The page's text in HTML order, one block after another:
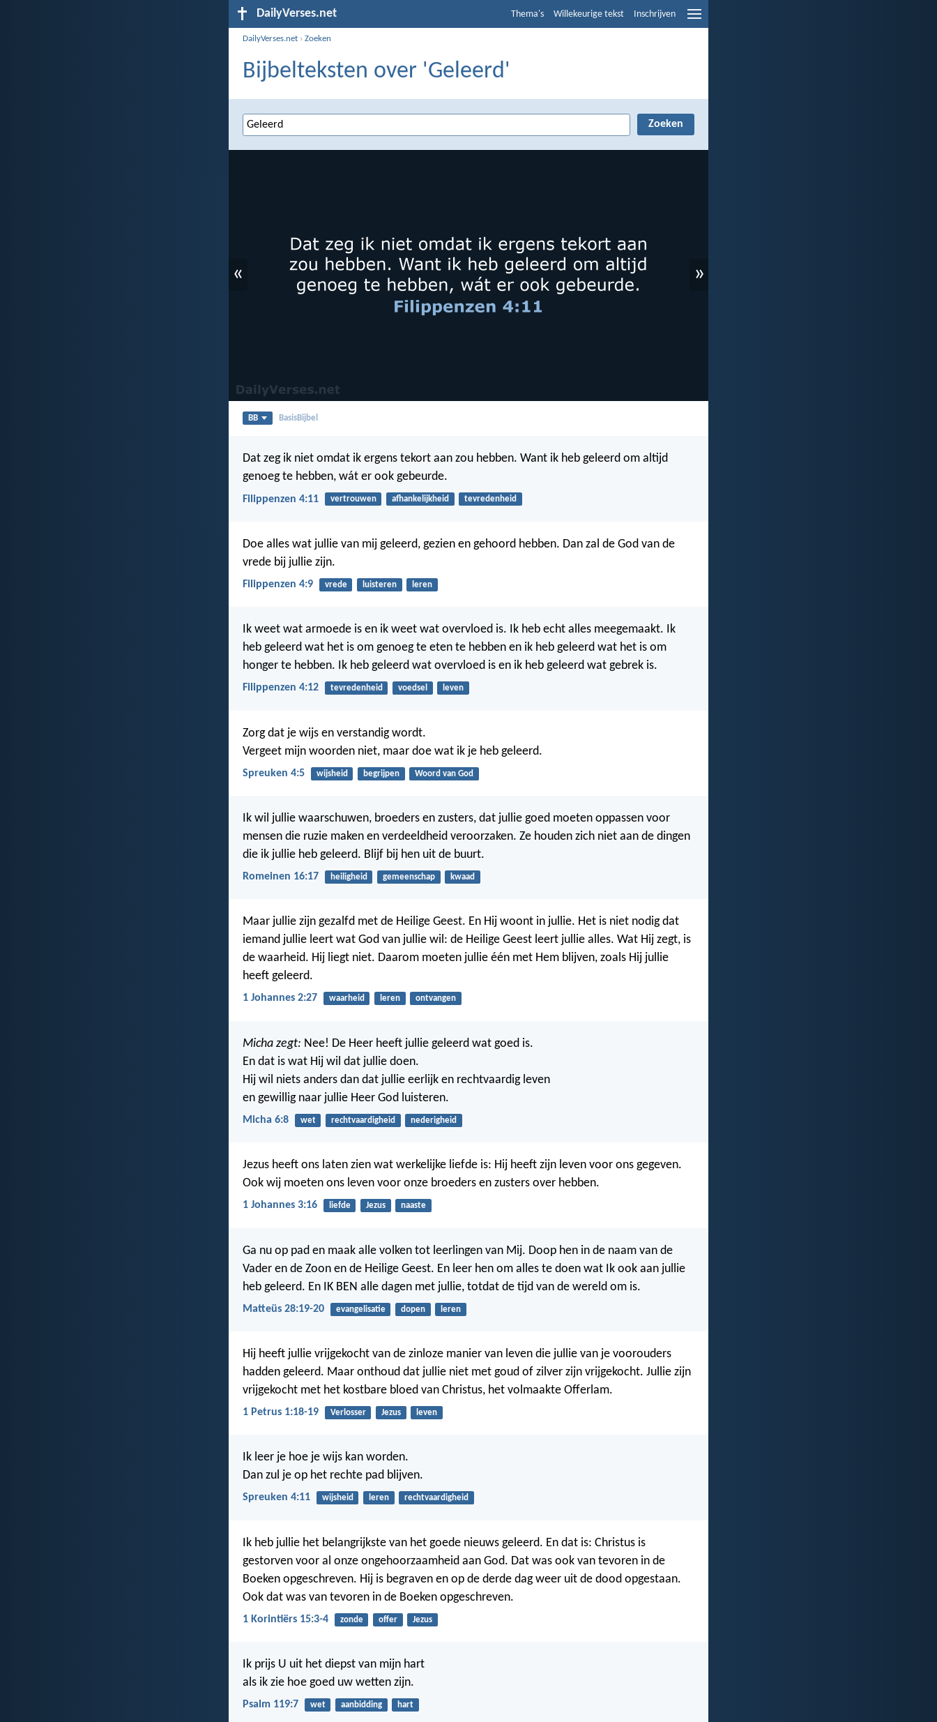
DailyVerses.net Thema's Willekeurige tekst Inschrijven
DailyVerses.net ›Zoeken
Bijbelteksten over 'Geleerd'
« »
BB BasisBijbel
Dat zeg ik niet omdat ik ergens tekort aan zou hebben. Want ik heb geleerd om altijd
genoeg te hebben, wát er ook gebeurde.
Filippenzen 4:11 vertrouwen afhankelijkheid tevredenheid
Doe alles wat jullie van mij geleerd, gezien en gehoord hebben. Dan zal de God van de
vrede bij jullie zijn.
Filippenzen 4:9 vrede luisteren leren
Ik weet wat armoede is en ik weet wat overvloed is. Ik heb echt alles meegemaakt. Ik
heb geleerd wat het is om genoeg te eten te hebben en ik heb geleerd wat het is om
honger te hebben. Ik heb geleerd wat overvloed is en ik heb geleerd wat gebrek is.
Filippenzen 4:12 tevredenheid voedsel leven
Zorg dat je wijs en verstandig wordt.
Vergeet mijn woorden niet, maar doe wat ik je heb geleerd.
Spreuken 4:5 wijsheid begrijpen Woord van God
Ik wil jullie waarschuwen, broeders en zusters, dat jullie goed moeten oppassen voor
mensen die ruzie maken en verdeeldheid veroorzaken. Ze houden zich niet aan de dingen
die ik jullie heb geleerd. Blijf bij hen uit de buurt.
Romeinen 16:17 heiligheid gemeenschap kwaad
Maar jullie zijn gezalfd met de Heilige Geest. En Hij woont in jullie. Het is niet nodig dat
iemand jullie leert wat God van jullie wil: de Heilige Geest leert jullie alles. Wat Hij zegt, is
de waarheid. Hij liegt niet. Daarom moeten jullie één met Hem blijven, zoals Hij jullie
heeft geleerd.
1 Johannes 2:27 waarheid leren ontvangen
Micha zegt: Nee! De Heer heeft jullie geleerd wat goed is.
En dat is wat Hij wil dat jullie doen.
Hij wil niets anders dan dat jullie eerlijk en rechtvaardig leven
en gewillig naar jullie Heer God luisteren.
Micha 6:8 wet rechtvaardigheid nederigheid
Jezus heeft ons laten zien wat werkelijke liefde is: Hij heeft zijn leven voor ons gegeven.
Ook wij moeten ons leven voor onze broeders en zusters over hebben.
1 Johannes 3:16 liefde Jezus naaste
Ga nu op pad en maak alle volken tot leerlingen van Mij. Doop hen in de naam van de
Vader en de Zoon en de Heilige Geest. En leer hen om alles te doen wat Ik ook aan jullie
heb geleerd. En IK BEN alle dagen met jullie, totdat de tijd van de wereld om is.
Matteüs 28:19-20 evangelisatie dopen leren
Hij heeft jullie vrijgekocht van de zinloze manier van leven die jullie van je voorouders
hadden geleerd. Maar onthoud dat jullie niet met goud of zilver zijn vrijgekocht. Jullie zijn
vrijgekocht met het kostbare bloed van Christus, het volmaakte Offerlam.
1 Petrus 1:18-19 Verlosser Jezus leven
Ik leer je hoe je wijs kan worden.
Dan zul je op het rechte pad blijven.
Spreuken 4:11 wijsheid leren rechtvaardigheid
Ik heb jullie het belangrijkste van het goede nieuws geleerd. En dat is: Christus is
gestorven voor al onze ongehoorzaamheid aan God. Dat was ook van tevoren in de
Boeken opgeschreven. Hij is begraven en op de derde dag weer uit de dood opgestaan.
Ook dat was van tevoren in de Boeken opgeschreven.
1 Korintiërs 15:3-4 zonde offer Jezus
Ik prijs U uit het diepst van mijn hart
als ik zie hoe goed uw wetten zijn.
Psalm 119:7 wet aanbidding hart